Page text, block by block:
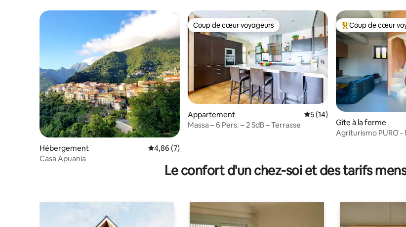
Hébergement Évaluation moyenne sur la base de 7 commentaires : 4,86 sur 5
4,86 (7)
Casa Apuania
Coup de cœur voyageurs
Coup de cœur voyageurs
Appartement Évaluation moyenne sur la
5 (14)
Massa – 6 Pers. – 2 SdB – Terrasse
Coups de cœur
Coup de cœur
Gîte à la ferme
Agriturismo PURO -
Le confort d'un chez-soi et des tarifs